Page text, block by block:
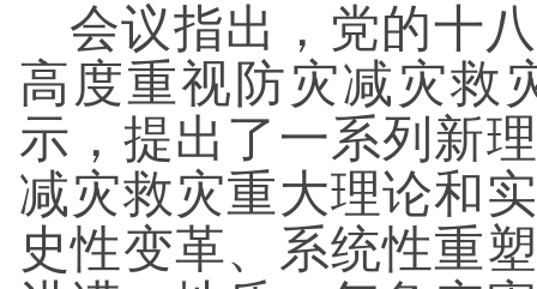
会议指出，党的十
高度重视防灾减灾救
示，提出了一系列新
减灾救灾重大理论和
史性变革、系统性重